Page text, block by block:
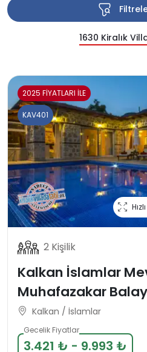
1630 Kiralık
2025 FİYATLARI İLE
KAV401
2 Kişilik
Kalkan İslamlar
Muhafazakar
Kalkan / İslamlar
Gecelik Fiyatlar
3.421 ₺ - 9.993 ₺